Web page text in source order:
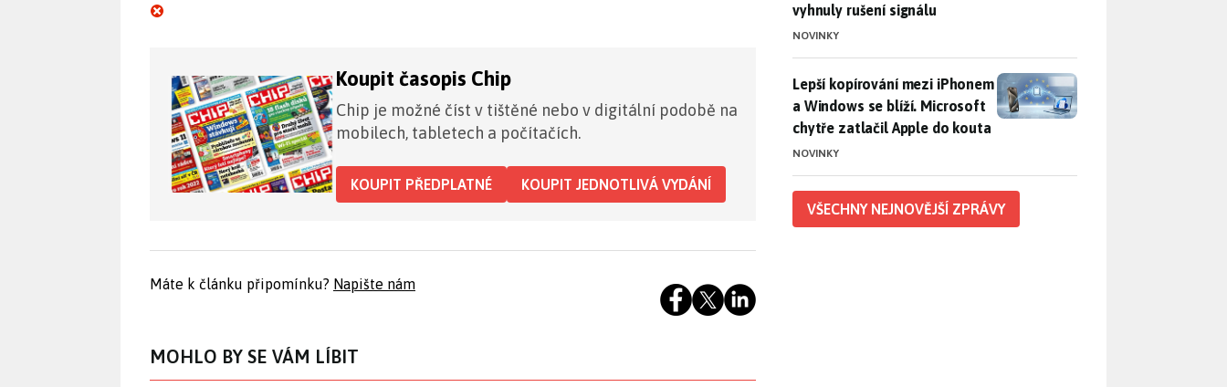
Koupit časopis Chip
Chip je možné číst v tištěné nebo v digitální podobě na
mobilech, tabletech a počítačích.
KOUPIT PŘEDPLATNÉ KOUPIT JEDNOTLIVÁ VYDÁNÍ
Máte k článku připomínku? Napište nám
MOHLO BY SE VÁM LÍBIT
vyhnuly rušení signálu
NOVINKY
Lepší kopírování mezi iPhonem a Windows se blíží. Microsoft
Lepší kopírování mezi iPhonem
a Windows se blíží. Microsoft
chytře zatlačil Apple do kouta
NOVINKY
VŠECHNY NEJNOVĚJŠÍ ZPRÁVY